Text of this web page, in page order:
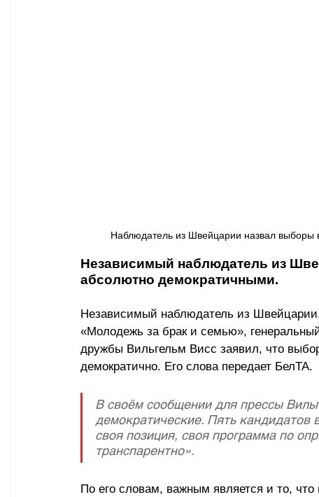
Наблюдатель из Швейцарии назвал выборы
Независимый наблюдатель из
абсолютно демократичными.
Независимый наблюдатель из
«Молодежь за брак и семью»,
дружбы Вильгельм Висс заявил, что
демократично. Его слова передает БелТА.
В своём сообщении для прессы
демократические. Пять
своя позиция, своя программа по
транспарентно».
По его словам, важным является и то,